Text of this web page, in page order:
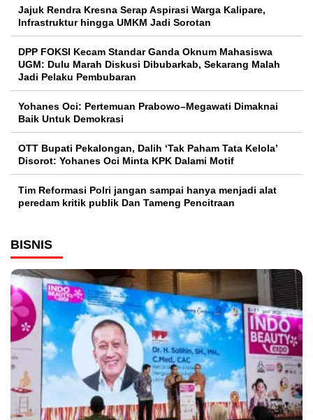
Jajuk Rendra Kresna Serap Aspirasi Warga Kalipare,
Infrastruktur hingga UMKM Jadi Sorotan
DPP FOKSI Kecam Standar Ganda Oknum Mahasiswa
UGM: Dulu Marah Diskusi Dibubarkab, Sekarang Malah
Jadi Pelaku Pembubaran
Yohanes Oci: Pertemuan Prabowo–Megawati Dimaknai
Baik Untuk Demokrasi
OTT Bupati Pekalongan, Dalih ‘Tak Paham Tata Kelola’
Disorot: Yohanes Oci Minta KPK Dalami Motif
Tim Reformasi Polri jangan sampai hanya menjadi alat
peredam kritik publik Dan Tameng Pencitraan
BISNIS